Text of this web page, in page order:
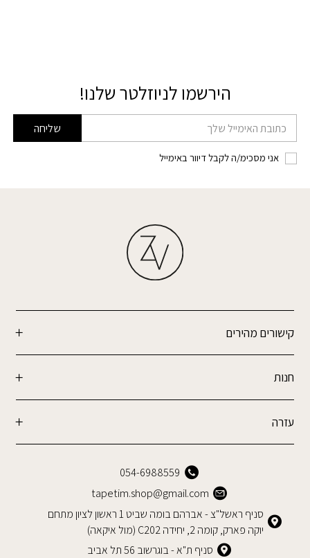
הירשמו לניוזלטר שלנו!
דוא׳׳ל שליחה
אני מסכימ/ה לקבל דיוור באימייל
קישורים מהירים
חנות
עזרה
054-6988559
tapetim.shop@gmail.com
סניף ראשל"צ - אברהם בומה שביט 1 ראשון לציון מתחם
יוקה פארק, קומה 2, יחידה C202 (מול איקאה)
סניף ת"א - בוגרשוב 56 תל אביב